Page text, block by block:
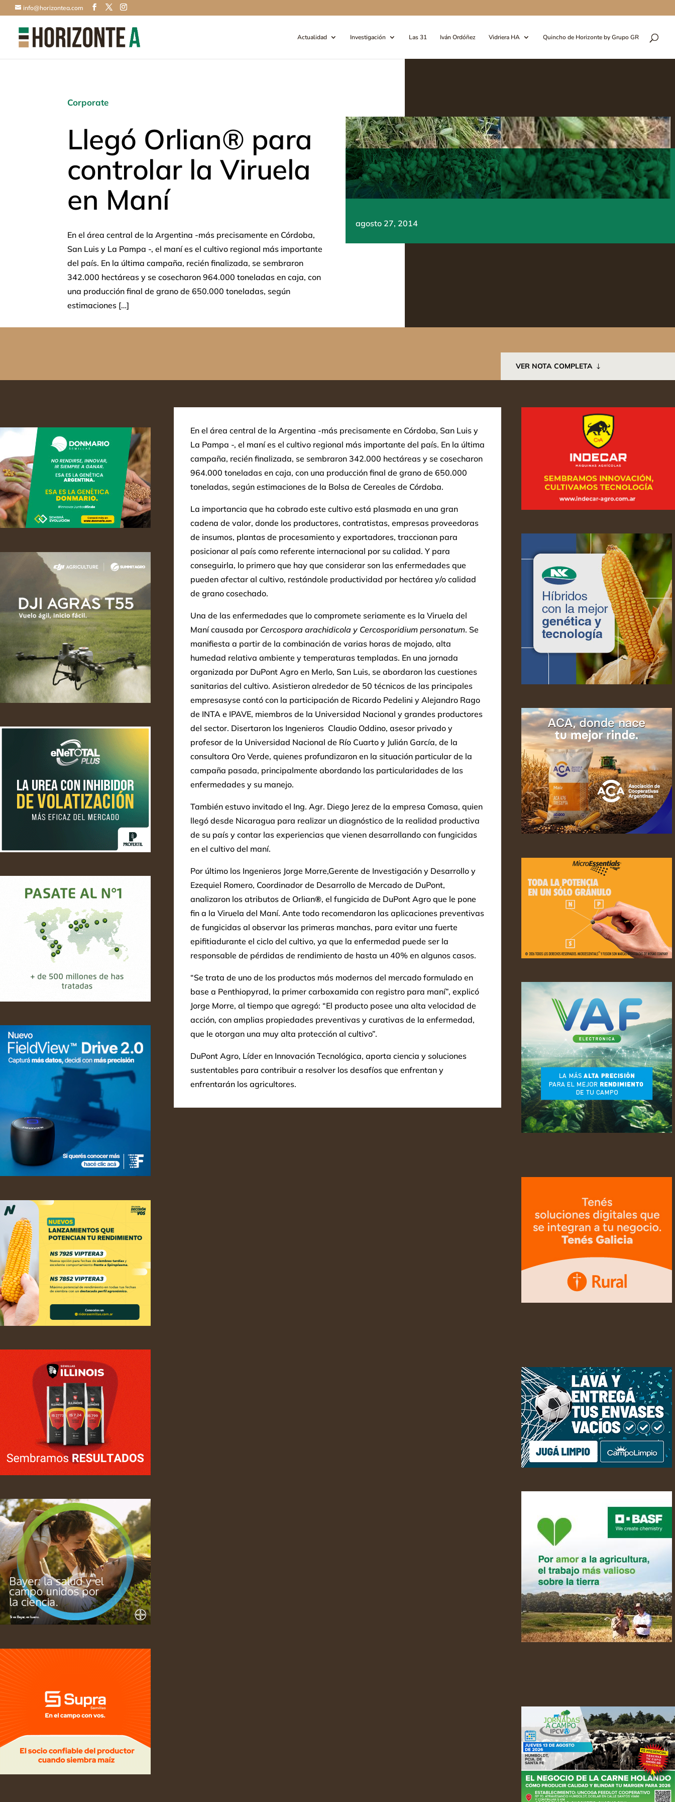
info@horizontea.com
Actualidad Investigación Las 31 Iván Ordóñez Vidriera HA Quincho de Horizonte by Grupo GR
Corporate
Llegó Orlian® para
controlar la Viruela
en Maní
En el área central de la Argentina -más precisamente en Córdoba,
San Luis y La Pampa -, el maní es el cultivo regional más importante
del país. En la última campaña, recién finalizada, se sembraron
342.000 hectáreas y se cosecharon 964.000 toneladas en caja, con
una producción final de grano de 650.000 toneladas, según
estimaciones […]
agosto 27, 2014
VER NOTA COMPLETA
En el área central de la Argentina -más precisamente en Córdoba, San Luis y
La Pampa -, el maní es el cultivo regional más importante del país. En la última
campaña, recién finalizada, se sembraron 342.000 hectáreas y se cosecharon
964.000 toneladas en caja, con una producción final de grano de 650.000
toneladas, según estimaciones de la Bolsa de Cereales de Córdoba.
La importancia que ha cobrado este cultivo está plasmada en una gran
cadena de valor, donde los productores, contratistas, empresas proveedoras
de insumos, plantas de procesamiento y exportadores, traccionan para
posicionar al país como referente internacional por su calidad. Y para
conseguirla, lo primero que hay que considerar son las enfermedades que
pueden afectar al cultivo, restándole productividad por hectárea y/o calidad
de grano cosechado.
Una de las enfermedades que lo compromete seriamente es la Viruela del
Maní causada por Cercospora arachidicola y Cercosporidium personatum. Se
manifiesta a partir de la combinación de varias horas de mojado, alta
humedad relativa ambiente y temperaturas templadas. En una jornada
organizada por DuPont Agro en Merlo, San Luis, se abordaron las cuestiones
sanitarias del cultivo. Asistieron alrededor de 50 técnicos de las principales
empresasyse contó con la participación de Ricardo Pedelini y Alejandro Rago
de INTA e IPAVE, miembros de la Universidad Nacional y grandes productores
del sector. Disertaron los Ingenieros Claudio Oddino, asesor privado y
profesor de la Universidad Nacional de Río Cuarto y Julián García, de la
consultora Oro Verde, quienes profundizaron en la situación particular de la
campaña pasada, principalmente abordando las particularidades de las
enfermedades y su manejo.
También estuvo invitado el Ing. Agr. Diego Jerez de la empresa Comasa, quien
llegó desde Nicaragua para realizar un diagnóstico de la realidad productiva
de su país y contar las experiencias que vienen desarrollando con fungicidas
en el cultivo del maní.
Por último los Ingenieros Jorge Morre,Gerente de Investigación y Desarrollo y
Ezequiel Romero, Coordinador de Desarrollo de Mercado de DuPont,
analizaron los atributos de Orlian®, el fungicida de DuPont Agro que le pone
fin a la Viruela del Maní. Ante todo recomendaron las aplicaciones preventivas
de fungicidas al observar las primeras manchas, para evitar una fuerte
epifitiadurante el ciclo del cultivo, ya que la enfermedad puede ser la
responsable de pérdidas de rendimiento de hasta un 40% en algunos casos.
“Se trata de uno de los productos más modernos del mercado formulado en
base a Penthiopyrad, la primer carboxamida con registro para maní”, explicó
Jorge Morre, al tiempo que agregó: “El producto posee una alta velocidad de
acción, con amplias propiedades preventivas y curativas de la enfermedad,
que le otorgan una muy alta protección al cultivo”.
DuPont Agro, Líder en Innovación Tecnológica, aporta ciencia y soluciones
sustentables para contribuir a resolver los desafíos que enfrentan y
enfrentarán los agricultores.